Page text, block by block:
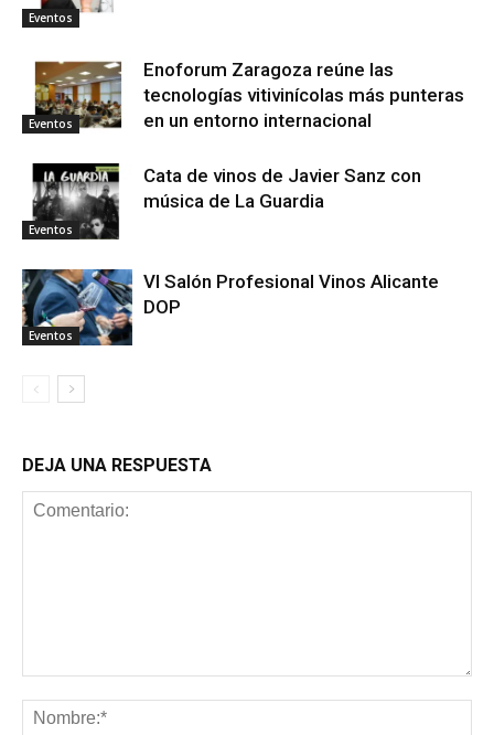
Eventos
Eventos
Enoforum Zaragoza reúne las
tecnologías vitivinícolas más punteras
en un entorno internacional
Eventos
Cata de vinos de Javier Sanz con
música de La Guardia
Eventos
VI Salón Profesional Vinos Alicante
DOP
DEJA UNA RESPUESTA